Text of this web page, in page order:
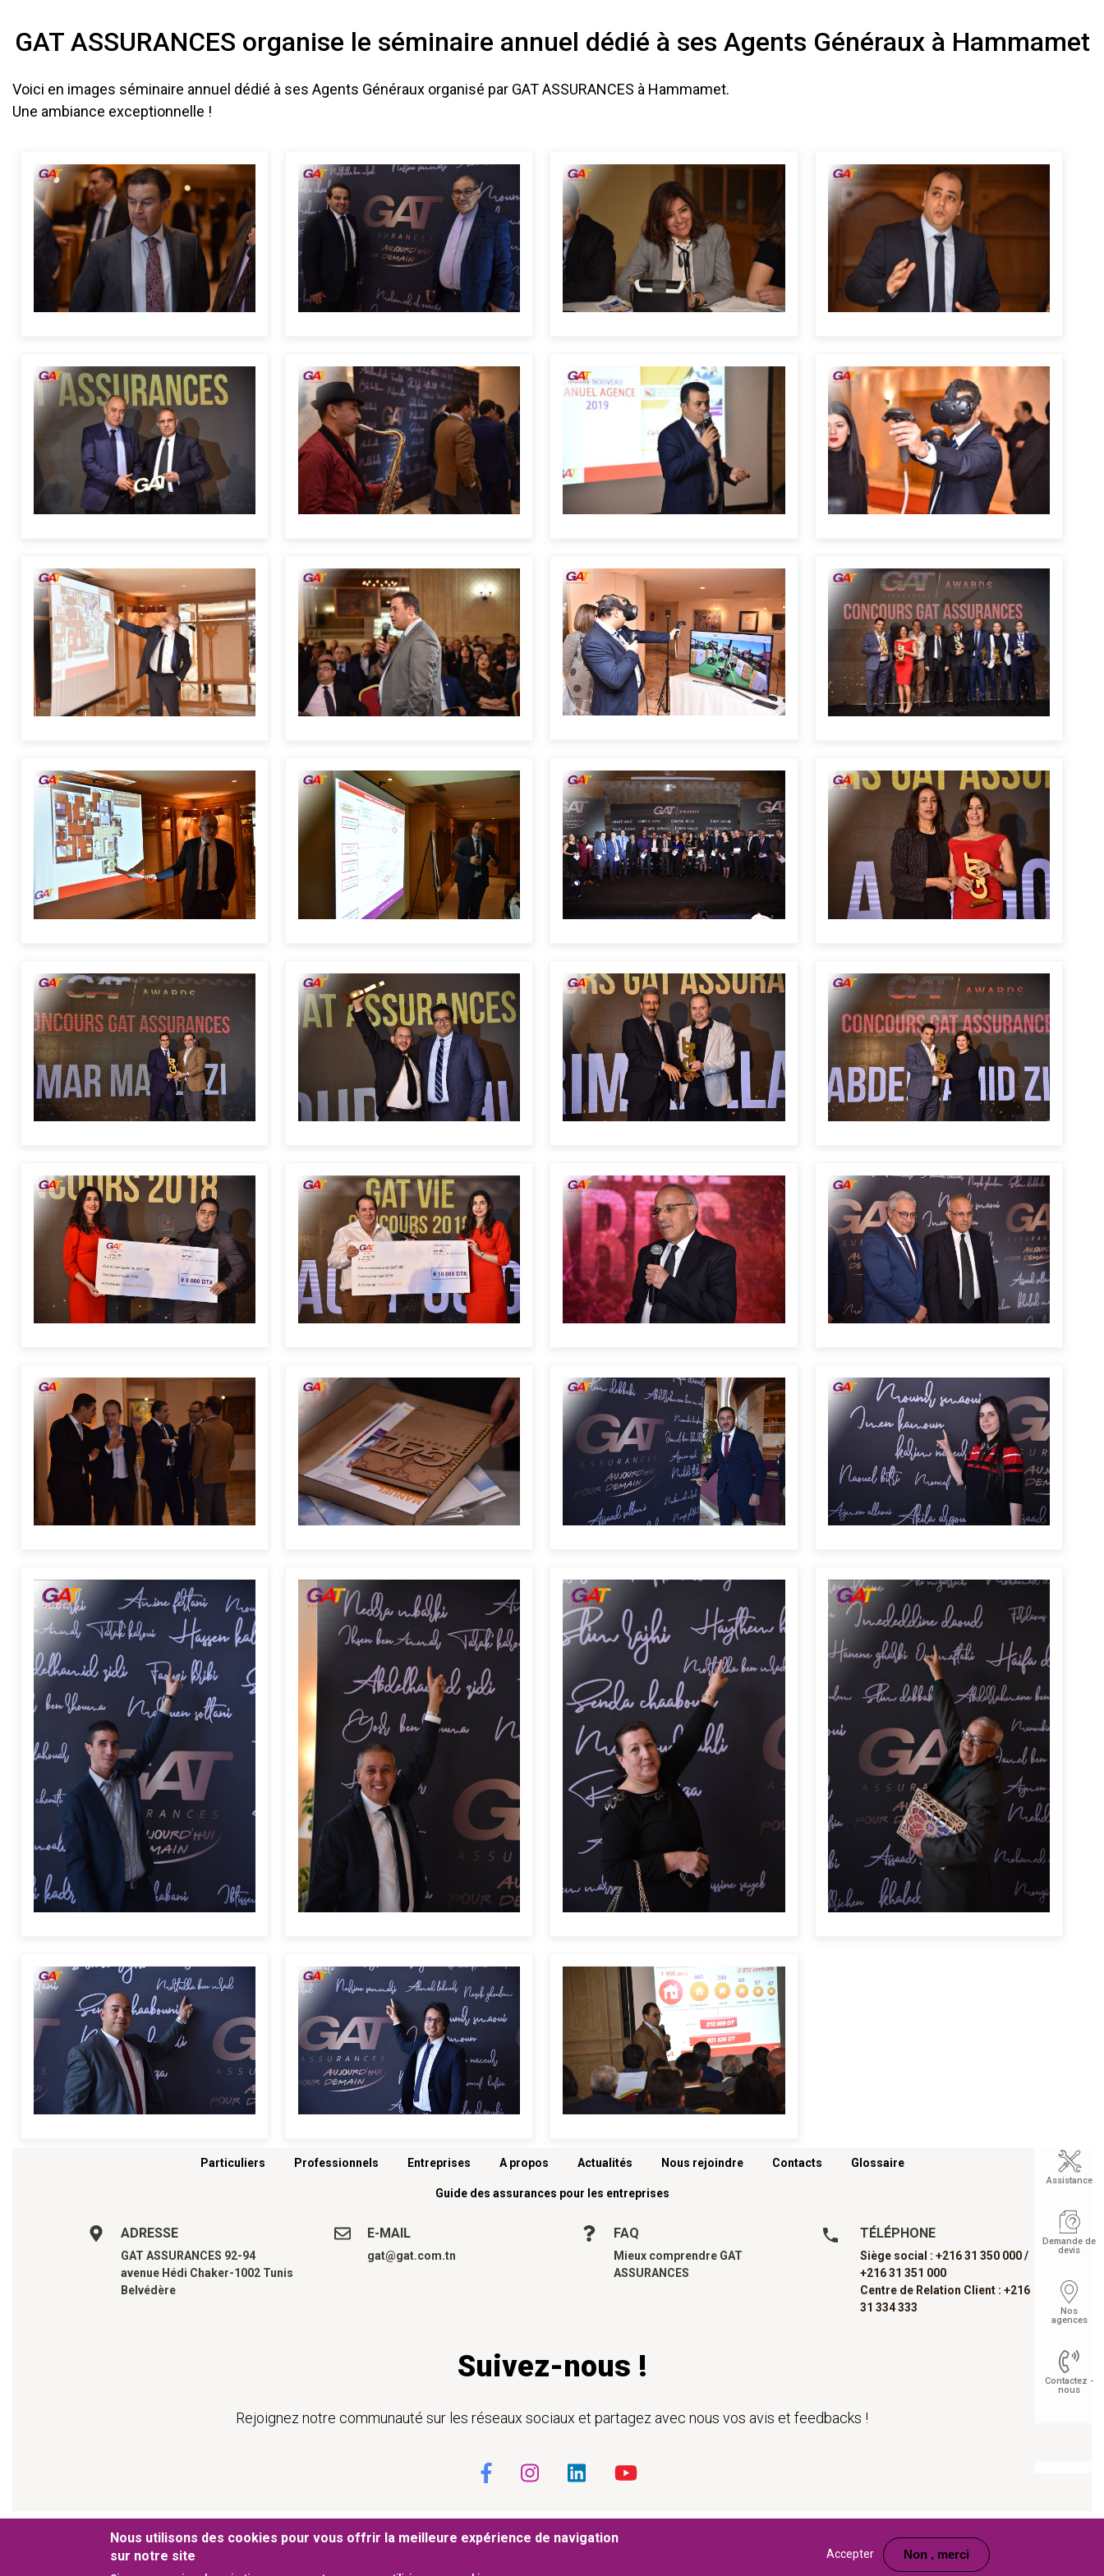
GAT ASSURANCES organise le séminaire annuel dédié à ses Agents Généraux à Hammamet
Voici en images séminaire annuel dédié à ses Agents Généraux organisé par GAT ASSURANCES à Hammamet.
Une ambiance exceptionnelle !
Particuliers Professionnels Entreprises A propos Actualités Nous rejoindre Contacts Glossaire
Guide des assurances pour les entreprises
ADRESSE
GAT ASSURANCES 92-94
avenue Hédi Chaker-1002 Tunis
Belvédère
E-MAIL
gat@gat.com.tn
FAQ
Mieux comprendre GAT
ASSURANCES
TÉLÉPHONE
Siège social : +216 31 350 000 /
+216 31 351 000
Centre de Relation Client : +216
31 334 333
Suivez-nous !
Rejoignez notre communauté sur les réseaux sociaux et partagez avec nous vos avis et feedbacks !
© 2019 GAT ASSURANCES Pied de page
Conditions générales d’utilisation Cookies Mentions légales Site web développé parwww.medianet.com.tn
Assistance
Demande de
devis
Nos
agences
Contactez -
nous
Nous utilisons des cookies pour vous offrir la meilleure expérience de navigation
sur notre site
Accepter Non , merci